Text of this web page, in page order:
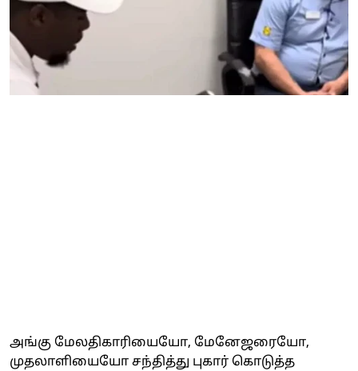
அங்கு மேலதிகாரியையோ, மேனேஜரையோ,
முதலாளியையோ சந்தித்து புகார் கொடுத்த